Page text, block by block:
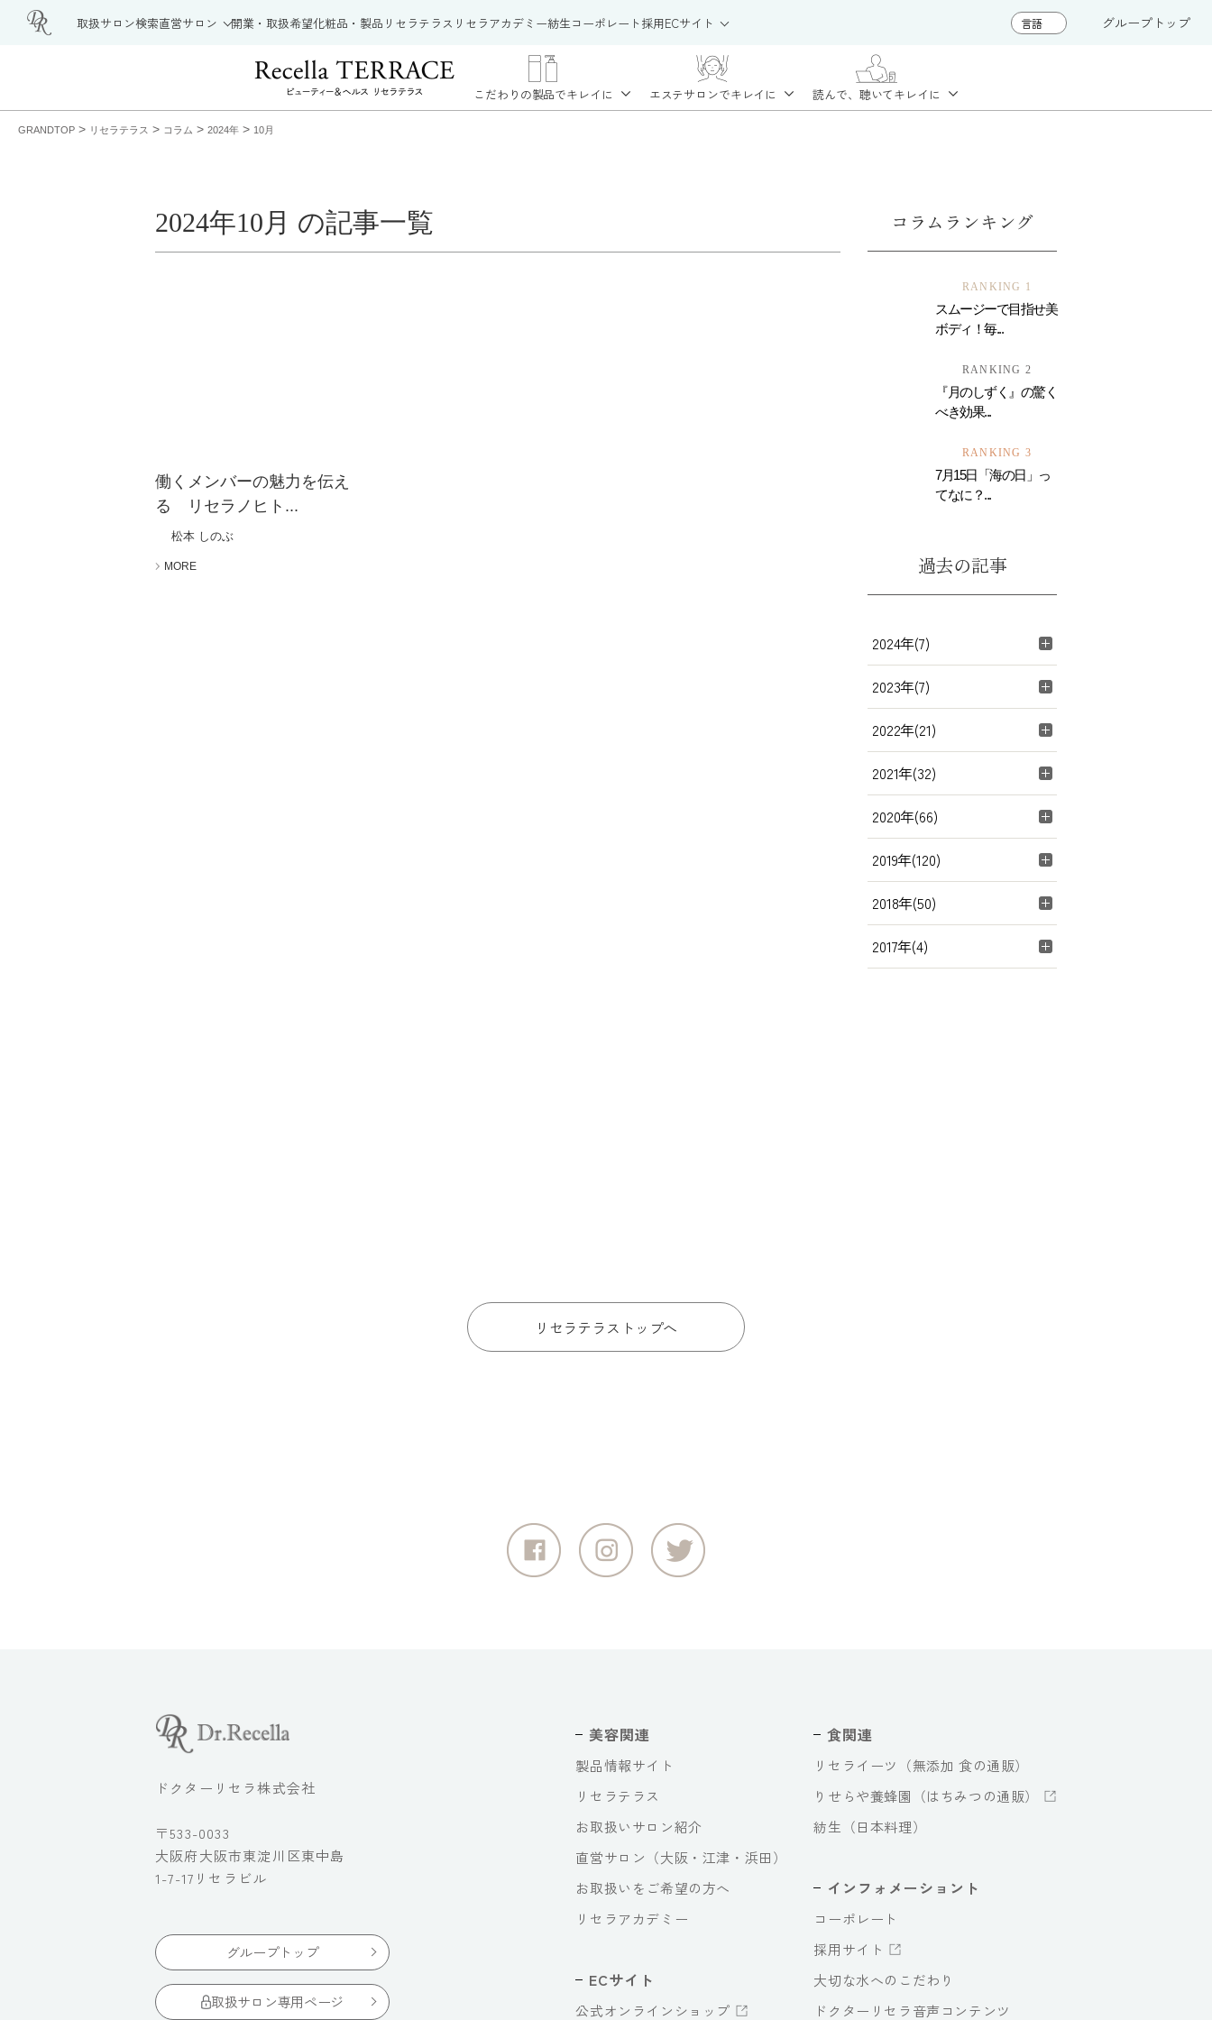
取扱サロン検索直営サロン 開業・取扱希望化粧品・製品 リセラテラス リセラアカデミー紡生コーポレート採用ECサイト グループトップ
こだわりの製品でキレイに エステサロンでキレイに 読んで、聴いてキレイに
GRANDTOP > リセラテラス > コラム > 2024年 > 10月
2024年10月 の記事一覧
働くメンバーの魅力を伝え
る リセラノヒト...
松本 しのぶ
MORE
コラムランキング
RANKING 1
スムージーで目指せ美
ボディ！毎...
RANKING 2
『月のしずく』の驚く
べき効果...
RANKING 3
7月15日「海の日」っ
てなに？...
過去の記事
2024年(7)
2023年(7)
2022年(21)
2021年(32)
2020年(66)
2019年(120)
2018年(50)
2017年(4)
リセラテラストップへ
ドクターリセラ株式会社
〒533-0033
大阪府大阪市東淀川区東中島
1-7-17リセラビル
グループトップ
取扱サロン専用ページ
美容関連
製品情報サイト
リセラテラス
お取扱いサロン紹介
直営サロン（大阪・江津・浜田）
お取扱いをご希望の方へ
リセラアカデミー
ECサイト
公式オンラインショップ
食関連
リセライーツ（無添加 食の通販）
りせらや養蜂園（はちみつの通販）
紡生（日本料理）
インフォメーショント
コーポレート
採用サイト
大切な水へのこだわり
ドクターリセラ音声コンテンツ